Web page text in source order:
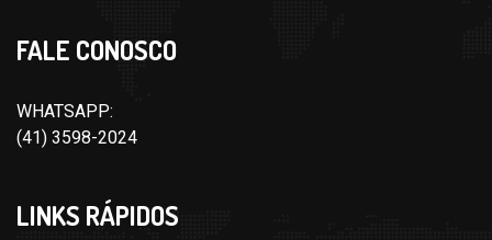
FALE CONOSCO
WHATSAPP:
(41) 3598-2024
LINKS RÁPIDOS